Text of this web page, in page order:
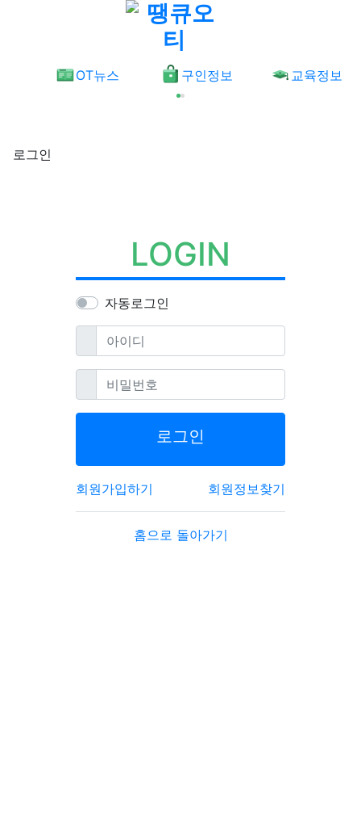
OT뉴스 구인정보 교육정보
로그인
LOGIN
자동로그인
아이디필수
비밀번호필수
로그인
회원가입하기 회원정보찾기
홈으로 돌아가기